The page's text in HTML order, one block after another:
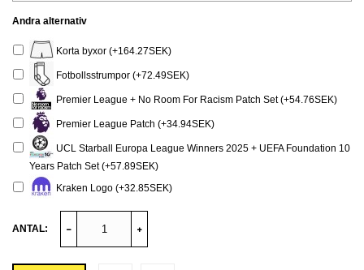
Andra alternativ
Korta byxor (+164.27SEK)
Fotbollsstrumpor (+72.49SEK)
Premier League + No Room For Racism Patch Set (+54.76SEK)
Premier League Patch (+34.94SEK)
UCL Starball Europa League Winners 2025 + UEFA Foundation 10
Years Patch Set (+57.89SEK)
Kraken Logo (+32.85SEK)
ANTAL: